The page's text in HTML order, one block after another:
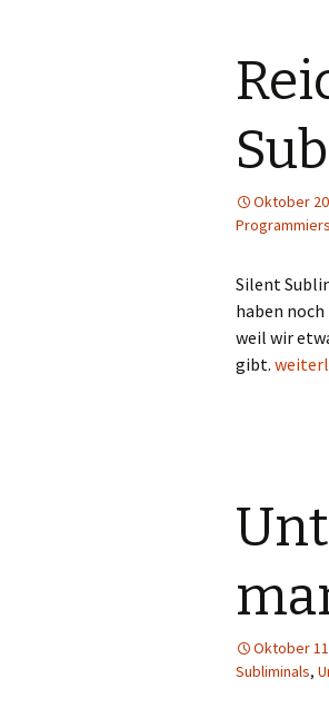
Oktober
Silent
haben
weil wir
gibt. Reich
Oktober
Subliminals,